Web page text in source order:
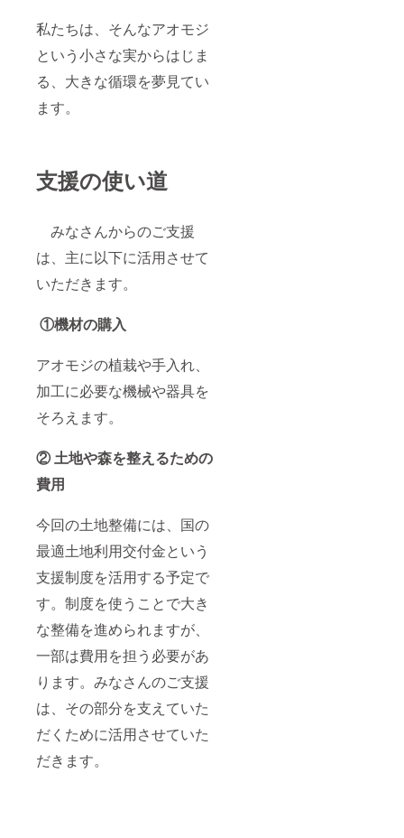
私たちは、そんなアオモジ
という小さな実からはじま
る、大きな循環を夢見てい
ます。
支援の使い道
みなさんからのご支援
は、主に以下に活用させて
いただきます。
①機材の購入
アオモジの植栽や手入れ、
加工に必要な機械や器具を
そろえます。
② 土地や森を整えるための
費用
今回の土地整備には、国の
最適土地利用交付金という
支援制度を活用する予定で
す。制度を使うことで大き
な整備を進められますが、
一部は費用を担う必要があ
ります。みなさんのご支援
は、その部分を支えていた
だくために活用させていた
だきます。